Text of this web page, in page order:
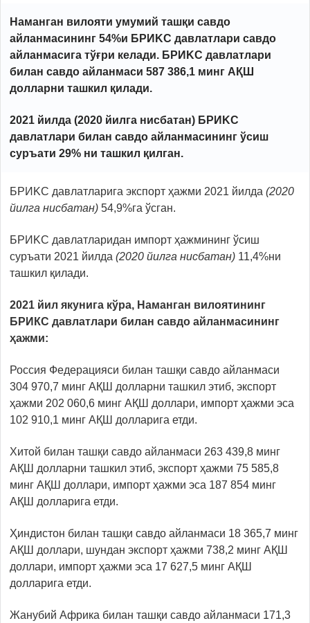
Наманган вилояти умумий ташқи савдо
айланмасининг 54%и БРИKС давлатлари савдо
айланмасига тўғри келади. БРИKС давлатлари
билан савдо айланмаси 587 386,1 минг АҚШ
долларни ташкил қилади.
2021 йилда (2020 йилга нисбатан) БРИKС
давлатлари билан савдо айланмасининг ўсиш
суръати 29% ни ташкил қилган.
БРИKС давлатларига экспорт ҳажми 2021 йилда (2020
йилга нисбатан) 54,9%га ўсган.
БРИKС давлатларидан импорт ҳажмининг ўсиш
суръати 2021 йилда (2020 йилга нисбатан) 11,4%ни
ташкил қилади.
2021 йил якунига кўра, Наманган вилоятининг
БРИКС давлатлари билан савдо айланмасининг
ҳажми:
Россия Федерацияси билан ташқи савдо айланмаси
304 970,7 минг АҚШ долларни ташкил этиб, экспорт
ҳажми 202 060,6 минг АҚШ доллари, импорт ҳажми эса
102 910,1 минг АҚШ долларига етди.
Хитой билан ташқи савдо айланмаси 263 439,8 минг
АҚШ долларни ташкил этиб, экспорт ҳажми 75 585,8
минг АҚШ доллари, импорт ҳажми эса 187 854 минг
АҚШ долларига етди.
Ҳиндистон билан ташқи савдо айланмаси 18 365,7 минг
АҚШ доллари, шундан экспорт ҳажми 738,2 минг АҚШ
доллари, импорт ҳажми эса 17 627,5 минг АҚШ
долларига етди.
Жанубий Африка билан ташқи савдо айланмаси 171,3